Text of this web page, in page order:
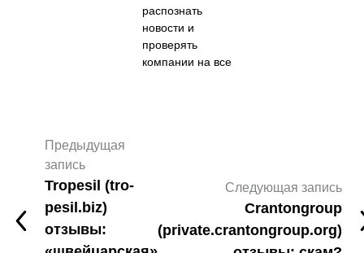
распознать
новости и
проверять
компании на все
Предыдущая
запись
Tropesil (tro-
pesil.biz)
отзывы:
Следующая запись
Crantongroup
(private.crantongroup.org)